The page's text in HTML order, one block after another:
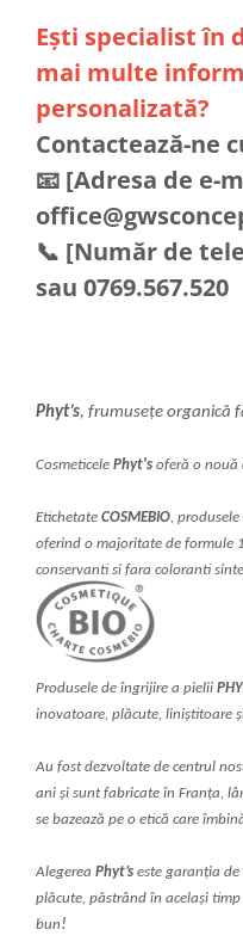
Ești specialist în
mai multe
personalizată?
Contactează-ne
📧 [Adresa de e-
📞 [Număr de
sau 0769.567.520
Phyt’s, frumusețe organică
Cosmeticele Phyt's oferă o nouă
Etichetate COSMEBIO,
oferind o majoritate de formule
conservanti si fara coloranti
Produsele de îngrijire a pielii
inovatoare, plăcute, liniștitoare
Au fost dezvoltate de centrul
ani și sunt fabricate în Franța,
se bazează pe o etică care
Alegerea Phyt’s este garanția
plăcute, păstrând în același
bun!